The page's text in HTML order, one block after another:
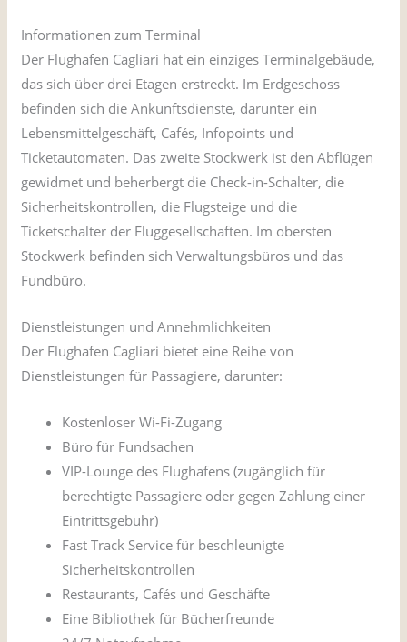
Informationen zum Terminal
Der Flughafen Cagliari hat ein einziges Terminalgebäude,
das sich über drei Etagen erstreckt. Im Erdgeschoss
befinden sich die Ankunftsdienste, darunter ein
Lebensmittelgeschäft, Cafés, Infopoints und
Ticketautomaten. Das zweite Stockwerk ist den Abflügen
gewidmet und beherbergt die Check-in-Schalter, die
Sicherheitskontrollen, die Flugsteige und die
Ticketschalter der Fluggesellschaften. Im obersten
Stockwerk befinden sich Verwaltungsbüros und das
Fundbüro.
Dienstleistungen und Annehmlichkeiten
Der Flughafen Cagliari bietet eine Reihe von
Dienstleistungen für Passagiere, darunter:
Kostenloser Wi-Fi-Zugang
Büro für Fundsachen
VIP-Lounge des Flughafens (zugänglich für
berechtigte Passagiere oder gegen Zahlung einer
Eintrittsgebühr)
Fast Track Service für beschleunigte
Sicherheitskontrollen
Restaurants, Cafés und Geschäfte
Eine Bibliothek für Bücherfreunde